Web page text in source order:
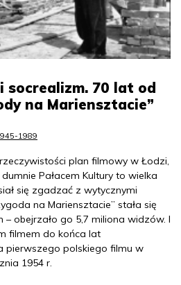
socrealizm. 70 lat od
na Mariensztacie”
1989
plan filmowy w Łodzi,
Pałacem Kultury to wielka
się zgadzać z wytycznymi
na Mariensztacie” stała się
obejrzało go 5,7 miliona widzów. I
filmem do końca lat
pierwszego polskiego filmu w
1954 r.